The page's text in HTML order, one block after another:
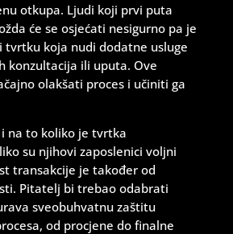
otkupa. Ljudi koji prvi puta
će se osjećati nesigurno pa je
tvrtku koja nudi dodatne usluge
konzultacija ili uputa. Ove
olakšati proces i učiniti ga
na to koliko je tvrtka
su njihovi zaposlenici voljni
transakcije je također od
Pitatelj bi trebao odabrati
sveobuhvatnu zaštitu
od procjene do finalne